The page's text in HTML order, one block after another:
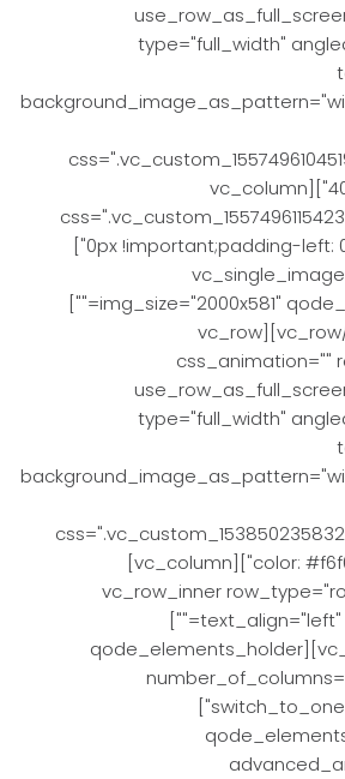
type="full_width"
40px !important;}"][vc_column
0px !important;padding-left: 0px !important;}"]
img_size="2000x581" qode_css_animation=""]
[/vc_column][/vc_row][vc_row
css_animation=""
type="full_width"
color: #f6f6f6 !important;}"][vc_column]
[vc_row_inner
text_align="left" css_animation=""]
[vc_column_inner][qode_elements_holder
switch_to_one_column="1000"]